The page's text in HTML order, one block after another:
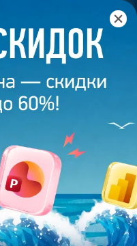
32 – Разработана
ДЛЯ